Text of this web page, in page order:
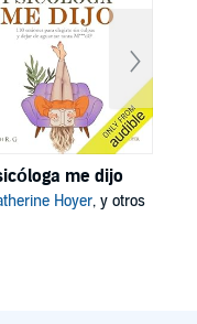
me dijo
Hoyer, y otros